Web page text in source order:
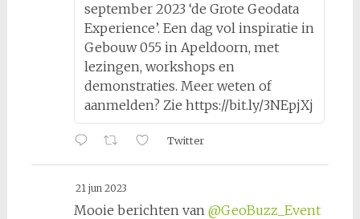
september 2023 ‘de Grote Geodata
Experience’. Een dag vol inspiratie in
Gebouw 055 in Apeldoorn, met
lezingen, workshops en
demonstraties. Meer weten of
aanmelden? Zie https://bit.ly/3NEpjXj
Twitter
21 jun 2023
Mooie berichten van @GeoBuzz_Event